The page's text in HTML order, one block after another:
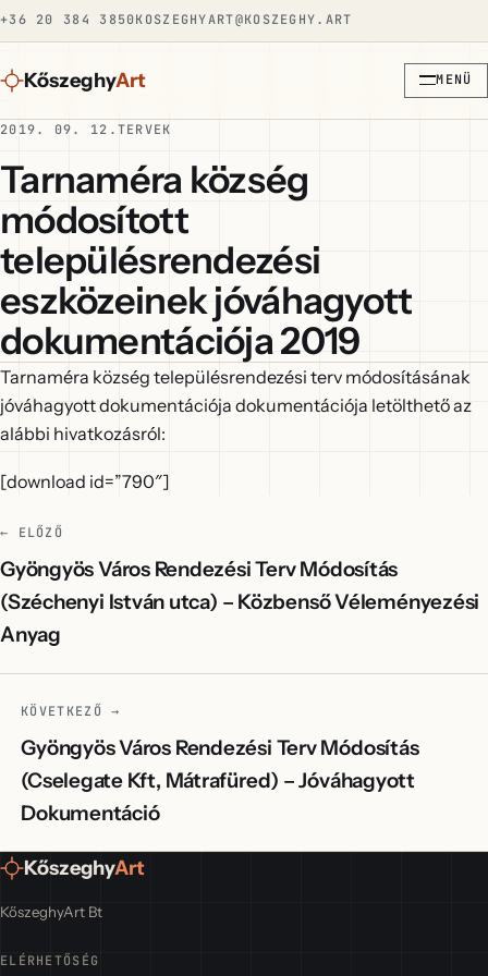
+36 20 384 3850KOSZEGHYART@KOSZEGHY.ART
KőszeghyArt MENÜ
2019. 09. 12.TERVEK
Tarnaméra község
módosított
településrendezési
eszközeinek jóváhagyott
dokumentációja 2019
Tarnaméra község településrendezési terv módosításának
jóváhagyott dokumentációja dokumentációja letölthető az
alábbi hivatkozásról:
[download id=”790″]
← ELŐZŐ
Gyöngyös Város Rendezési Terv Módosítás
(Széchenyi István utca) – Közbenső Véleményezési
Anyag
KÖVETKEZŐ →
Gyöngyös Város Rendezési Terv Módosítás
(Cselegate Kft, Mátrafüred) – Jóváhagyott
Dokumentáció
KőszeghyArt
KőszeghyArt Bt
ELÉRHETŐSÉG